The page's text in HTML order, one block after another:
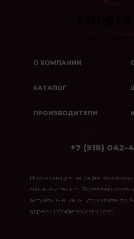
О КОМПАНИИ
КАТАЛОГ
ПРОИЗВОДИТЕЛИ
+7 (918) 042-
Информация на сайте
ознакомления.
актуальные цены уточняйте по
адресу info@enogram.com